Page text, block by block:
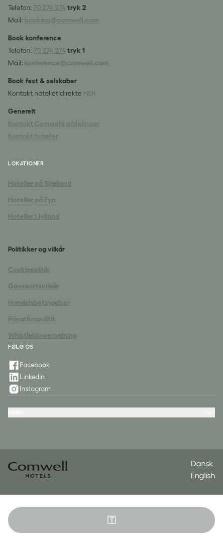
🇹
Telefon: 70 274 274tryk 2
Mail: booking@comwell.com
Book konference
Telefon: 70 274 274tryk 1
Mail: konference@comwell.com
Book fest & selskaber
Kontakt hotellet direkte HER
Generelt
Kontakt Comwells afdelinger
Kontakt hoteller
LOKATIONER
Hoteller på Sjælland
Hoteller på Fyn
Hoteller i Jylland
Politikker og vilkår
Cookiepolitik
Gavekortsvilkår
Handelsbetingelser
Privatlivspolitik
Whistleblowerordning
FØLG OS
Facebook
Linkedin
Instagram
Spa
Dansk
English